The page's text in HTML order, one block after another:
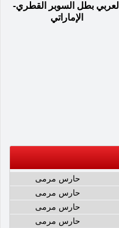
العربي بطل السوبر القطري-
الإماراتي
حارس مرمى
حارس مرمى
حارس مرمى
حارس مرمى